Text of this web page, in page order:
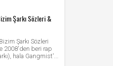
Şarkı Sözleri &
Şarkı Sözleri
2008'den beri rap
hala Gangmist'...